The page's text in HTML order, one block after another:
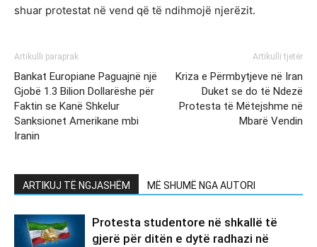
shuar protestat në vend që të ndihmojë njerëzit.
Artikulli paraprak
Bankat Europiane Paguajnë një
Gjobë 1.3 Bilion Dollarëshe për
Faktin se Kanë Shkelur
Sanksionet Amerikane mbi
Iranin
Artikulli tjetër
Kriza e Përmbytjeve në Iran
Duket se do të Ndezë
Protesta të Mëtejshme në
Mbarë Vendin
ARTIKUJ TË NGJASHËM MË SHUMË NGA AUTORI
Protesta studentore në shkallë të
gjerë për ditën e dytë radhazi në